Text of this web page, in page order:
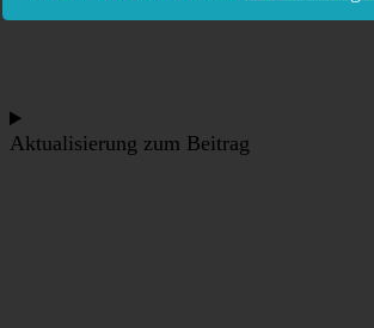
Aktualisierung zum Beitrag